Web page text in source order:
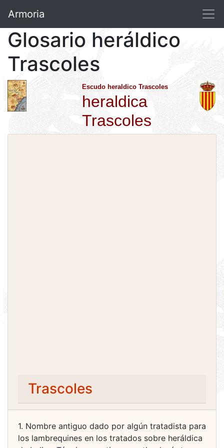
Armoria
Glosario heráldico
Trascoles
Escudo heraldico Trascoles
heraldica
Trascoles
Trascoles
1. Nombre antiguo dado por algún tratadista para
los lambrequines en los tratados sobre heráldica